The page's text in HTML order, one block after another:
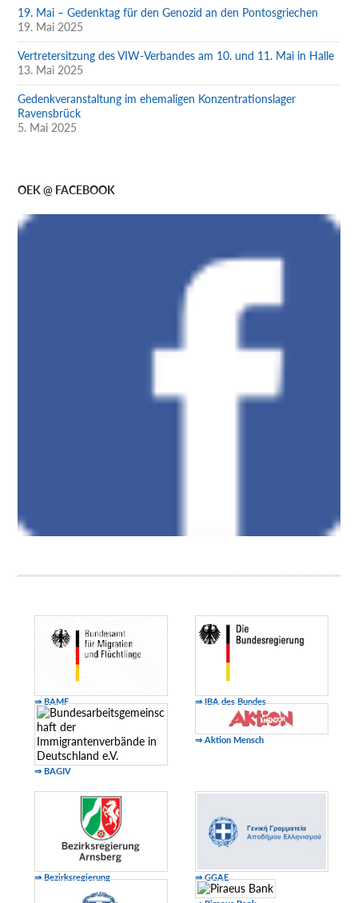
19. Mai – Gedenktag für den Genozid an den Pontosgriechen
19. Mai 2025
Vertretersitzung des VIW-Verbandes am 10. und 11. Mai in Halle
13. Mai 2025
Gedenkveranstaltung im ehemaligen Konzentrationslager
Ravensbrück
5. Mai 2025
OEK @ FACEBOOK
⇒ BAMF ⇒ IBA des Bundes
⇒ BAGIV
⇒ Aktion Mensch
⇒ Bezirksregierung ⇒ GGAE